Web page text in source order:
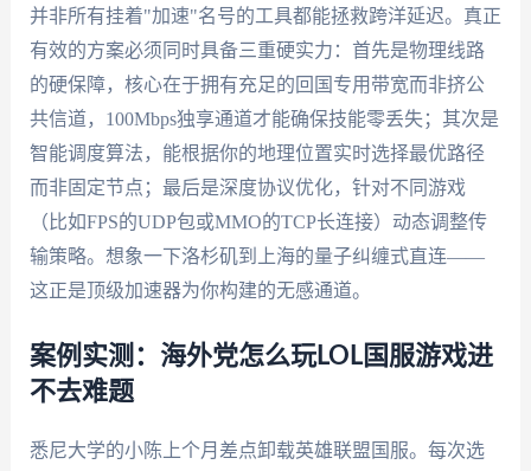
并非所有挂着"加速"名号的工具都能拯救跨洋延迟。真正
有效的方案必须同时具备三重硬实力：首先是物理线路
的硬保障，核心在于拥有充足的回国专用带宽而非挤公
共信道，100Mbps独享通道才能确保技能零丢失；其次是
智能调度算法，能根据你的地理位置实时选择最优路径
而非固定节点；最后是深度协议优化，针对不同游戏
（比如FPS的UDP包或MMO的TCP长连接）动态调整传
输策略。想象一下洛杉矶到上海的量子纠缠式直连——
这正是顶级加速器为你构建的无感通道。
案例实测：海外党怎么玩LOL国服游戏进
不去难题
悉尼大学的小陈上个月差点卸载英雄联盟国服。每次选